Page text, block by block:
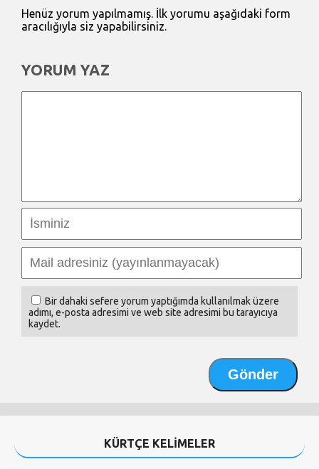
Henüz yorum yapılmamış. İlk yorumu aşağıdaki form
aracılığıyla siz yapabilirsiniz.
YORUM YAZ
Bir dahaki sefere yorum yaptığımda kullanılmak üzere
adımı, e-posta adresimi ve web site adresimi bu tarayıcıya
kaydet.
KÜRTÇE KELİMELER